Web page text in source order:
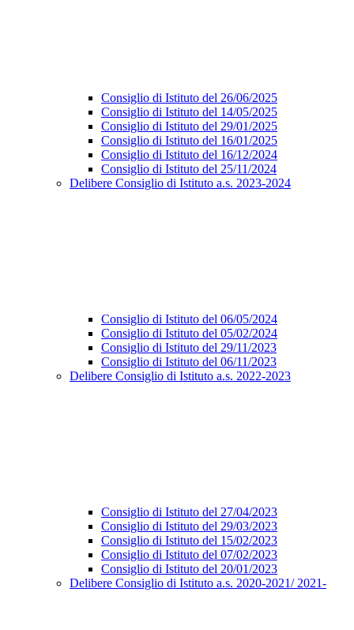
Consiglio di Istituto del 26/06/2025
Consiglio di Istituto del 14/05/2025
Consiglio di Istituto del 29/01/2025
Consiglio di Istituto del 16/01/2025
Consiglio di Istituto del 16/12/2024
Consiglio di Istituto del 25/11/2024
Delibere Consiglio di Istituto a.s. 2023-2024
Consiglio di Istituto del 06/05/2024
Consiglio di Istituto del 05/02/2024
Consiglio di Istituto del 29/11/2023
Consiglio di Istituto del 06/11/2023
Delibere Consiglio di Istituto a.s. 2022-2023
Consiglio di Istituto del 27/04/2023
Consiglio di Istituto del 29/03/2023
Consiglio di Istituto del 15/02/2023
Consiglio di Istituto del 07/02/2023
Consiglio di Istituto del 20/01/2023
Delibere Consiglio di Istituto a.s. 2020-2021/ 2021-